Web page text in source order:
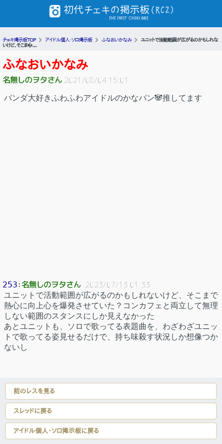
チェキ掲示板TOP アイドル個人・ソロ掲示板 ふなおいかなみ
ユニットで活動範囲が広がるのかもしれな
いけど、そこま�...
ふなおいかなみ
名無しのヲタさん 2021/08/04 15:01
パンダ大好きふわふわアイドルのかなパン🐼推してます
253 ：名無しのヲタさん 2023/07/13 01:33
ユニットで活動範囲が広がるのかもしれないけど、そこまで
熱心に向上心を爆発させていた？コンカフェと両立して無理
しない範囲のスタンスにしか見えなかった
あとユニットも、ソロで歌ってる表題曲を、わざわざユニッ
トで歌ってる姿見せるだけで、持ち味殺す状況しか想像つか
ないし
前のレスを見る
スレッドに戻る
アイドル個人・ソロ掲示板に戻る